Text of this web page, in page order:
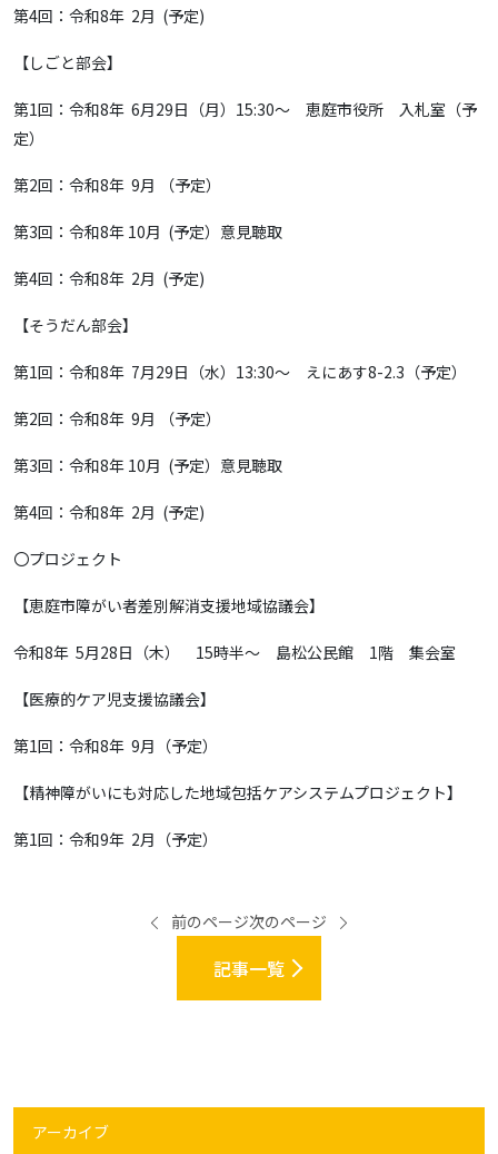
第4回：令和8年 2月 (予定)
【しごと部会】
第1回：令和8年 6月29日（月）15:30～ 恵庭市役所 入札室（予
定）
第2回：令和8年 9月 （予定）
第3回：令和8年 10月 (予定）意見聴取
第4回：令和8年 2月 (予定)
【そうだん部会】
第1回：令和8年 7月29日（水）13:30～ えにあす8-2.3（予定）
第2回：令和8年 9月 （予定）
第3回：令和8年 10月 (予定）意見聴取
第4回：令和8年 2月 (予定)
〇プロジェクト
【恵庭市障がい者差別解消支援地域協議会】
令和8年 5月28日（木） 15時半～ 島松公民館 1階 集会室
【医療的ケア児支援協議会】
第1回：令和8年 9月（予定）
【精神障がいにも対応した地域包括ケアシステムプロジェクト】
第1回：令和9年 2月（予定）
前のページ
記事一覧
次のページ
アーカイブ